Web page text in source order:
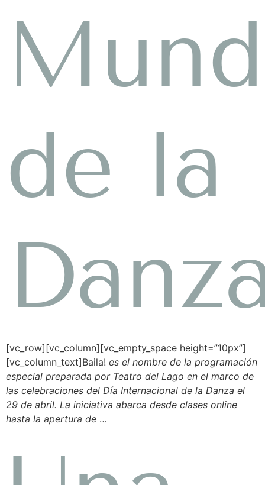
de la
[vc_row][vc_column][vc_empty_space height=”10px”]
[vc_column_text]Baila! es el nombre de la programación
especial preparada por Teatro del Lago en el marco de
las celebraciones del Día Internacional de la Danza el
29 de abril. La iniciativa abarca desde clases online
hasta la apertura de …